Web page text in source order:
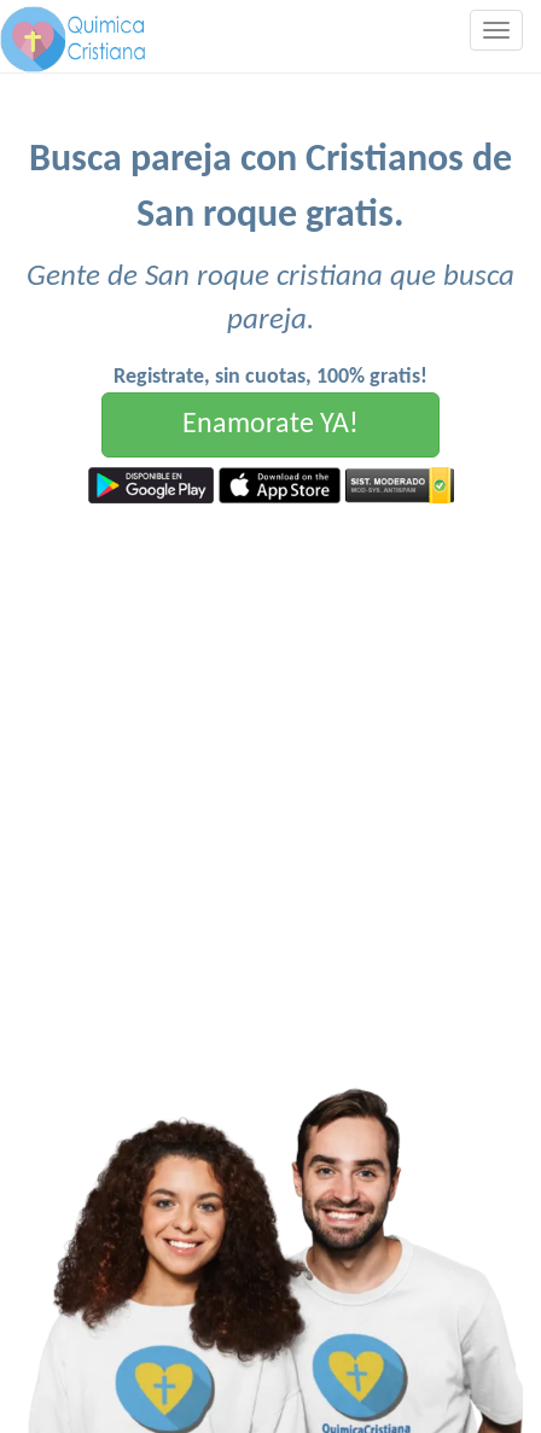
Busca pareja con Cristianos de
San roque gratis.
Gente de San roque cristiana que busca
pareja.
Registrate, sin cuotas, 100% gratis!
Enamorate YA!